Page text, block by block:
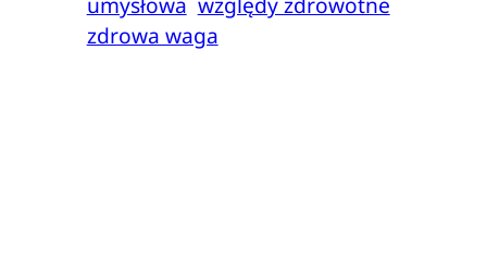
zdrowa waga